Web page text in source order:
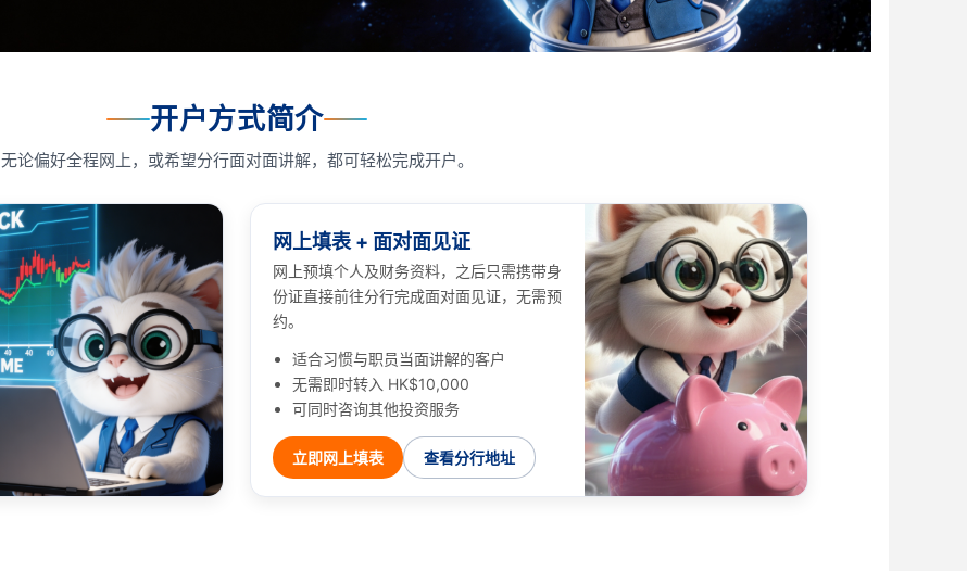
开户方式简介
无论偏好全程网上，或希望分行面对面讲解，都可轻松完成开户。
网上填表 + 面对面见证
网上预填个人及财务资料，之后只需携带身
份证直接前往分行完成面对面见证，无需预
约。
适合习惯与职员当面讲解的客户
无需即时转入 HK$10,000
可同时咨询其他投资服务
立即网上填表 查看分行地址